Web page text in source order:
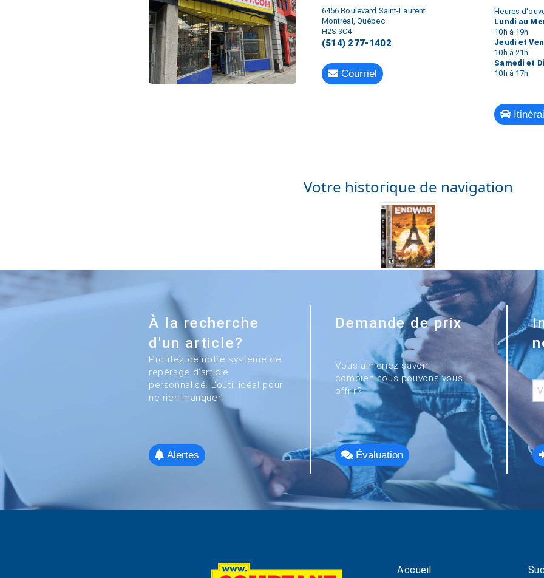
6456 Boulevard Saint-Laurent
Montréal, Québec
H2S 3C4
(514) 277-1402
Courriel
Heures
Lundi au
10h à 19h
Jeudi et
10h à 21h
Samedi et
10h à 17h
Votre historique de navigation
À la recherche
d'un article?
Profitez de notre système de
repérage d'article
personnalisé. L'outil idéal pour
ne rien manquer!
Alertes
Demande de prix
Vous aimeriez savoir
combien nous pouvons vous
offrir?
Évaluation
Accueil